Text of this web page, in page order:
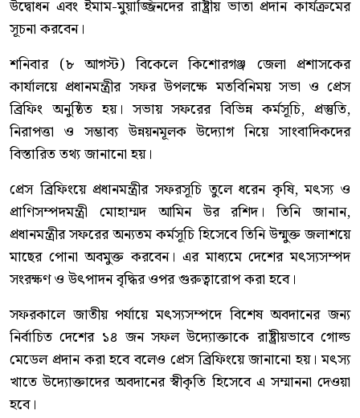
উদ্বোধন এবং ইমাম-মুয়াজ্জিনদের রাষ্ট্রীয় ভাতা প্রদান কার্যক্রমের
সূচনা করবেন।
শনিবার (৮ আগস্ট) বিকেলে কিশোরগঞ্জ জেলা প্রশাসকের
কার্যালয়ে প্রধানমন্ত্রীর সফর উপলক্ষে মতবিনিময় সভা ও প্রেস
ব্রিফিং অনুষ্ঠিত হয়। সভায় সফরের বিভিন্ন কর্মসূচি, প্রস্তুতি,
নিরাপত্তা ও সম্ভাব্য উন্নয়নমূলক উদ্যোগ নিয়ে সাংবাদিকদের
বিস্তারিত তথ্য জানানো হয়।
প্রেস ব্রিফিংয়ে প্রধানমন্ত্রীর সফরসূচি তুলে ধরেন কৃষি, মৎস্য ও
প্রাণিসম্পদমন্ত্রী মোহাম্মদ আমিন উর রশিদ। তিনি জানান,
প্রধানমন্ত্রীর সফরের অন্যতম কর্মসূচি হিসেবে তিনি উন্মুক্ত জলাশয়ে
মাছের পোনা অবমুক্ত করবেন। এর মাধ্যমে দেশের মৎস্যসম্পদ
সংরক্ষণ ও উৎপাদন বৃদ্ধির ওপর গুরুত্বারোপ করা হবে।
সফরকালে জাতীয় পর্যায়ে মৎস্যসম্পদে বিশেষ অবদানের জন্য
নির্বাচিত দেশের ১৪ জন সফল উদ্যোক্তাকে রাষ্ট্রীয়ভাবে গোল্ড
মেডেল প্রদান করা হবে বলেও প্রেস ব্রিফিংয়ে জানানো হয়। মৎস্য
খাতে উদ্যোক্তাদের অবদানের স্বীকৃতি হিসেবে এ সম্মাননা দেওয়া
হবে।